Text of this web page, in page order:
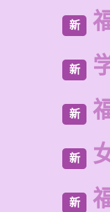
新
新
新
新
新